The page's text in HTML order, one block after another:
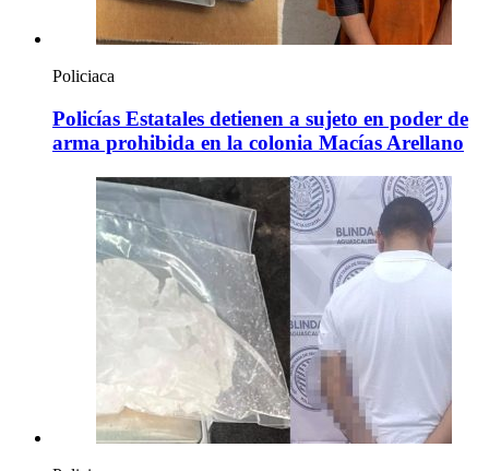
Policiaca
Policías Estatales detienen a sujeto en poder de
arma prohibida en la colonia Macías Arellano